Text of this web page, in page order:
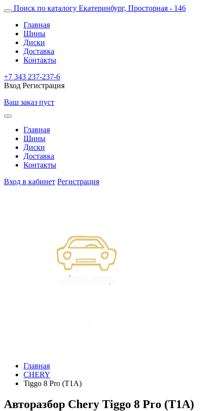
Поиск по каталогу Екатеринбург, Просторная - 146
Главная
Шины
Диски
Доставка
Контакты
+7 343 237-237-6
Вход Регистрация
Ваш заказ пуст
Главная
Шины
Диски
Доставка
Контакты
Вход в кабинет Регистрация
Главная
CHERY
Tiggo 8 Pro (T1A)
Авторазбор Chery Tiggo 8 Pro (T1A)